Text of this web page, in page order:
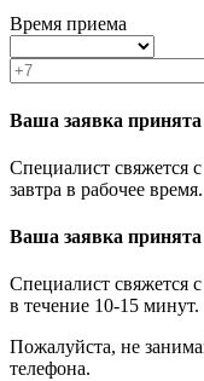
Зеленоград
Ивантеевка
Истра
Кашира
Клин
Королёв
Котельники
Красногорск
Краснознаменск
Кубинка
Ликино-Дулёво
Лобня
Время приема
Ваша заявка принята
Специалист свяжется
завтра в рабочее время.
Ваша заявка принята
Специалист свяжется
в течение 10-15 минут.
Пожалуйста, не
телефона.